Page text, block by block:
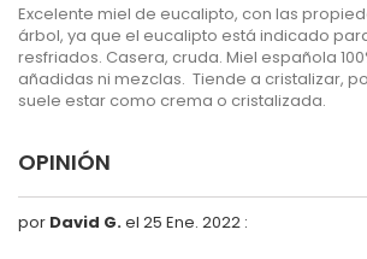
Excelente miel de eucalipto, con las
árbol, ya que el eucalipto está indicado
resfriados. Casera, cruda. Miel española
añadidas ni mezclas. Tiende a cristalizar,
suele estar como crema o cristalizada.
OPINIÓN
por David G.el 25 Ene. 2022 :